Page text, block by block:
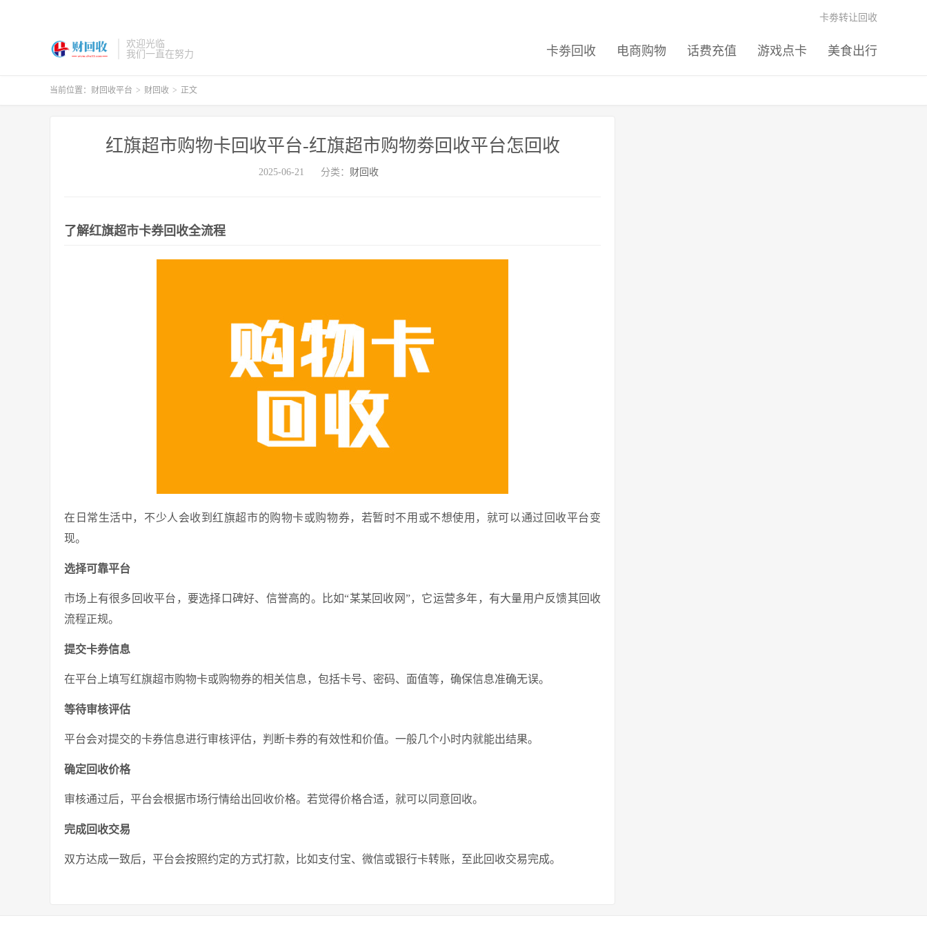
欢迎光临
我们一直在努力
卡劵回收 电商购物 话费充值 游戏点卡 美食出行
卡劵转让回收
当前位置： 财回收平台 > 财回收 > 正文
红旗超市购物卡回收平台-红旗超市购物劵回收平台怎回收
2025-06-21 分类： 财回收
了解红旗超市卡券回收全流程
在日常生活中，不少人会收到红旗超市的购物卡或购物券，若暂时不用或不想使用，就可以通过回收平台变
现。
选择可靠平台
市场上有很多回收平台，要选择口碑好、信誉高的。比如“某某回收网”，它运营多年，有大量用户反馈其回收
流程正规。
提交卡券信息
在平台上填写红旗超市购物卡或购物券的相关信息，包括卡号、密码、面值等，确保信息准确无误。
等待审核评估
平台会对提交的卡券信息进行审核评估，判断卡券的有效性和价值。一般几个小时内就能出结果。
确定回收价格
审核通过后，平台会根据市场行情给出回收价格。若觉得价格合适，就可以同意回收。
完成回收交易
双方达成一致后，平台会按照约定的方式打款，比如支付宝、微信或银行卡转账，至此回收交易完成。